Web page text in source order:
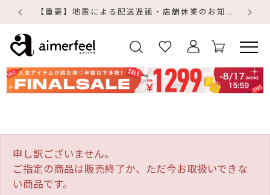
【重要】地震による配送遅延・店舗休業のお知らせ
申し訳ございません。
ご指定の商品は販売終了か、ただ今お取扱いできな
い商品です。